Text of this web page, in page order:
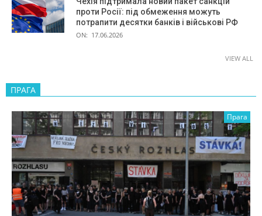
проти Росії: під обмеження можуть
потрапити десятки банків і військові РФ
ON: 17.06.2026
VIEW ALL
ПРАГА
Прага